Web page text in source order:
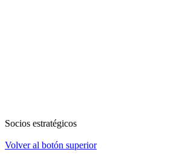
Socios estratégicos
Volver al botón superior